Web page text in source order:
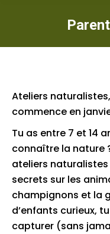
Ateliers
commence en
Tu as entre 7 et 14
connaître la nature
ateliers
secrets sur les
champignons et la
d’enfants curieux,
capturer (sans